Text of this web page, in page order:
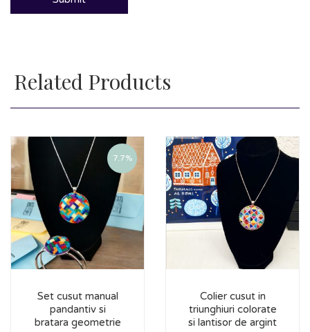
Related Products
7.7%
Set cusut manual
pandantiv si
bratara geometrie
Colier cusut in
triunghiuri colorate
si lantisor de argint